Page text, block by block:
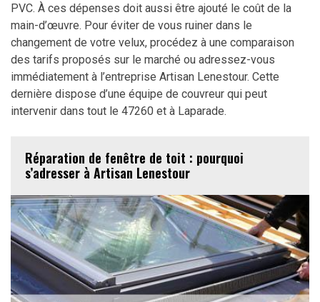
PVC. À ces dépenses doit aussi être ajouté le coût de la
main-d’œuvre. Pour éviter de vous ruiner dans le
changement de votre velux, procédez à une comparaison
des tarifs proposés sur le marché ou adressez-vous
immédiatement à l’entreprise Artisan Lenestour. Cette
dernière dispose d’une équipe de couvreur qui peut
intervenir dans tout le 47260 et à Laparade.
Réparation de fenêtre de toit : pourquoi
s’adresser à Artisan Lenestour